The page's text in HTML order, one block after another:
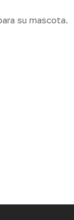
su mascota.